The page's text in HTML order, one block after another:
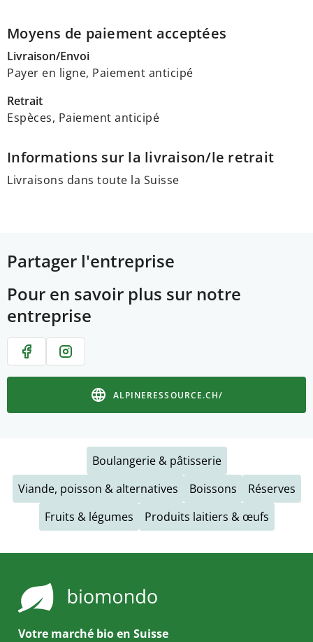
Moyens de paiement acceptées
Livraison/Envoi
Payer en ligne, Paiement anticipé
Retrait
Espèces, Paiement anticipé
Informations sur la livraison/le retrait
Livraisons dans toute la Suisse
Partager l'entreprise
Pour en savoir plus sur notre
entreprise
ALPINERESSOURCE.CH/
Boulangerie & pâtisserie
Viande, poisson & alternatives
Boissons
Réserves
Fruits & légumes
Produits laitiers & œufs
Votre marché bio en Suisse